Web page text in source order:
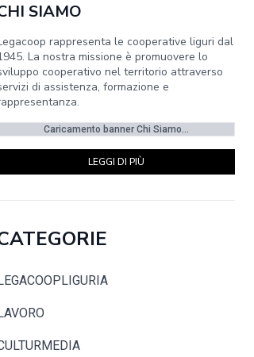
SIAMO
rappresenta le cooperative liguri dal
La nostra missione è promuovere lo
cooperativo nel territorio attraverso
di assistenza, formazione e
Caricamento banner Chi Siamo...
LEGGI DI PIÙ